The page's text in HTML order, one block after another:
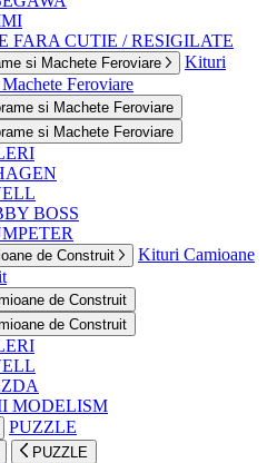
FARA CUTIE / RESIGILATE
si Machete Feroviare
Kituri
Feroviare
si Machete Feroviare
si Machete Feroviare
BOSS
de Construit
Kituri Camioane
de Construit
de Construit
MODELISM
PUZZLE
PUZZLE